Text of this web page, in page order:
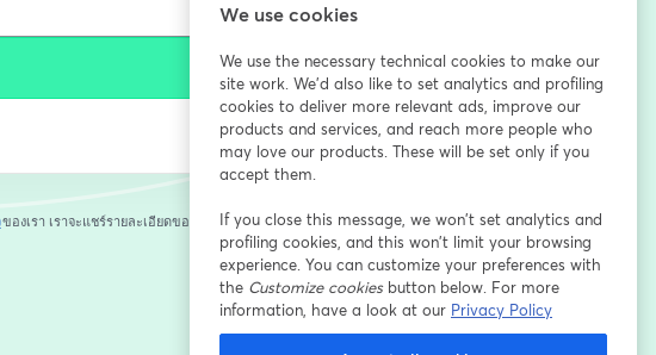
เปิดในแท็บใหม่
ของเรา เราจะแชร์รายละเอียดของคุณกับ
We use cookies
We use the necessary technical cookies to make our
site work. We'd also like to set analytics and profiling
cookies to deliver more relevant ads, improve our
products and services, and reach more people who
may love our products. These will be set only if you
accept them.
If you close this message, we won’t set analytics and
profiling cookies, and this won’t limit your browsing
experience. You can customize your preferences with
the Customize cookiesbutton below. For more
information, have a look at our Privacy Policy